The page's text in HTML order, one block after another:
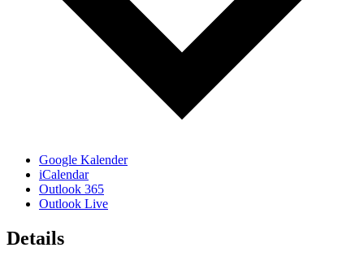
Google Kalender
iCalendar
Outlook 365
Outlook Live
Details